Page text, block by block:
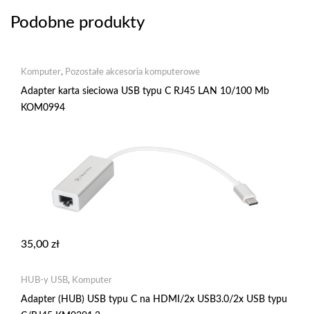
Podobne produkty
Komputer, Pozostałe akcesoria komputerowe
Adapter karta sieciowa USB typu C RJ45 LAN 10/100 Mb
KOM0994
35,00 zł
HUB-y USB, Komputer
Adapter (HUB) USB typu C na HDMI/2x USB3.0/2x USB typu